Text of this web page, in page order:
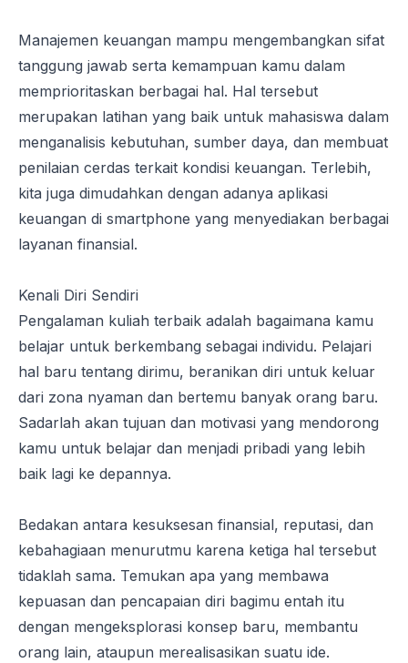
Manajemen keuangan mampu mengembangkan sifat
tanggung jawab serta kemampuan kamu dalam
memprioritaskan berbagai hal. Hal tersebut
merupakan latihan yang baik untuk mahasiswa dalam
menganalisis kebutuhan, sumber daya, dan membuat
penilaian cerdas terkait kondisi keuangan. Terlebih,
kita juga dimudahkan dengan adanya aplikasi
keuangan di smartphone yang menyediakan berbagai
layanan finansial.
Kenali Diri Sendiri
Pengalaman kuliah terbaik adalah bagaimana kamu
belajar untuk berkembang sebagai individu. Pelajari
hal baru tentang dirimu, beranikan diri untuk keluar
dari zona nyaman dan bertemu banyak orang baru.
Sadarlah akan tujuan dan motivasi yang mendorong
kamu untuk belajar dan menjadi pribadi yang lebih
baik lagi ke depannya.
Bedakan antara kesuksesan finansial, reputasi, dan
kebahagiaan menurutmu karena ketiga hal tersebut
tidaklah sama. Temukan apa yang membawa
kepuasan dan pencapaian diri bagimu entah itu
dengan mengeksplorasi konsep baru, membantu
orang lain, ataupun merealisasikan suatu ide.